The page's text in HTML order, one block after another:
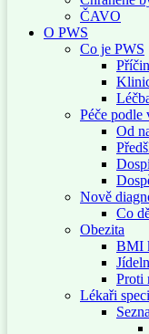
ČAVO
O PWS
Co je PWS
Péče podle
Od
Nově
Co
Obezita
BMI
Proti
Lékaři